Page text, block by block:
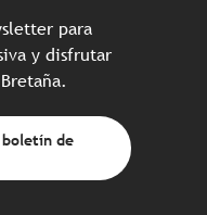
para
y disfrutar
boletín de